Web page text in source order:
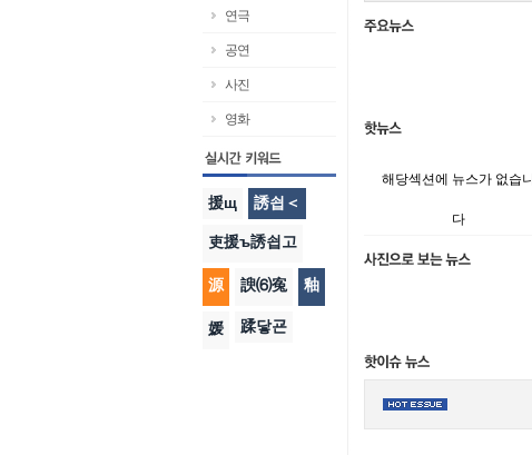
연극
공연
사진
영화
援щ 誘쇱＜
吏援ъ誘쇱고
源 諛⑹寃 釉
媛 蹂닿굔
해당섹션에 뉴스가 없습니
다